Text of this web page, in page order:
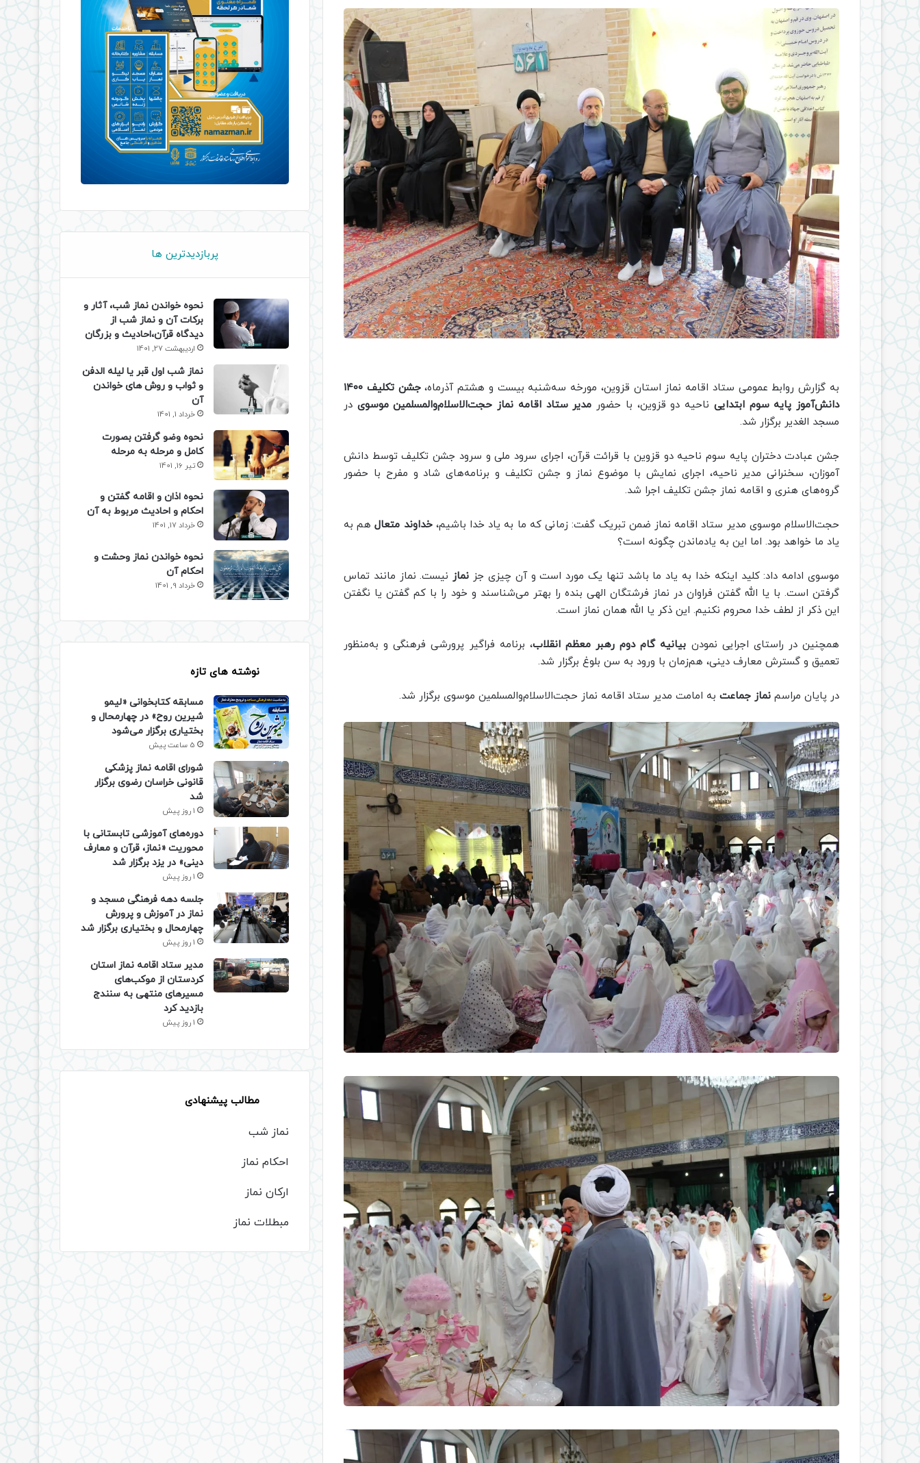
به گزارش روابط عمومی ستاد اقامه نماز استان قزوین، مورخه سه‌شنبه بیست و هشتم آذرماه،
جشن تکلیف ۱۴۰۰
دانش‌آموز پایه سوم ابتدایی ناحیه دو قزوین، با حضور مدیر ستاد اقامه نماز حجت‌الاسلام‌والمسلمین موسوی در
مسجد الغدیر برگزار شد.
جشن عبادت دختران پایه سوم ناحیه دو قزوین با قرائت قرآن، اجرای سرود ملی و سرود جشن تکلیف توسط دانش
آموزان، سخنرانی مدیر ناحیه، اجرای نمایش با موضوع نماز و جشن تکلیف و برنامه‌های شاد و مفرح با حضور
گروه‌های هنری و اقامه نماز جشن تکلیف اجرا شد.
حجت‌الاسلام موسوی مدیر ستاد اقامه نماز ضمن تبریک گفت: زمانی که ما به یاد خدا باشیم،خداوند متعالهم به
یاد ما خواهد بود. اما این به یادماندن چگونه است؟
موسوی ادامه داد: کلید اینکه خدا به یاد ما باشد تنها یک مورد است و آن چیزی جز نمازنیست. نماز مانند تماس
گرفتن است. با یا الله گفتن فراوان در نماز فرشتگان الهی بنده را بهتر می‌شناسند و خود را با کم گفتن یا نگفتن
این ذکر از لطف خدا محروم نکنیم. این ذکر یا الله همان نماز است.
همچنین در راستای اجرایی نمودن بیانیه گام دوم رهبر معظم انقلاب، برنامه فراگیر پرورشی فرهنگی و به‌منظور
تعمیق و گسترش معارف دینی، هم‌زمان با ورود به سن بلوغ برگزار شد.
در پایان مراسم نماز جماعت به امامت مدیر ستاد اقامه نماز حجت‌الاسلام‌والمسلمین موسوی برگزار شد.
پربازدیدترین ها
نحوه خواندن نماز شب، آثار و
برکات آن و نماز شب از
دیدگاه قرآن،احادیث و بزرگان
اردیبهشت 27, 1401
نماز شب اول قبر یا لیله الدفن
و ثواب و روش های خواندن
آن
خرداد 1, 1401
نحوه وضو گرفتن بصورت
کامل و مرحله به مرحله
تیر 16, 1401
نحوه اذان و اقامه گفتن و
احکام و احادیث مربوط به آن
خرداد 17, 1401
نحوه خواندن نماز وحشت و
احکام آن
خرداد 9, 1401
نوشته های تازه
مسابقه کتابخوانی «لیمو
شیرین روح» در چهارمحال و
بختیاری برگزار می‌شود
5 ساعت پیش
شورای اقامه نماز پزشکی
قانونی خراسان رضوی برگزار
شد
1 روز پیش
دوره‌های آموزشی تابستانی با
محوریت «نماز، قرآن و معارف
دینی» در یزد برگزار شد
1 روز پیش
جلسه دهه فرهنگی مسجد و
نماز در آموزش و پرورش
چهارمحال و بختیاری برگزار شد
1 روز پیش
مدیر ستاد اقامه نماز استان
کردستان از موکب‌های
مسیرهای منتهی به سنندج
بازدید کرد
1 روز پیش
مطالب پیشنهادی
نماز شب
احکام نماز
ارکان نماز
مبطلات نماز